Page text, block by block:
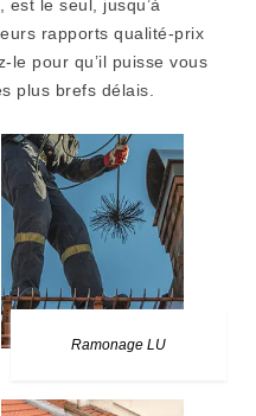
est le seul, jusqu’à
rapports qualité-prix
le pour qu’il puisse vous
plus brefs délais.
Ramonage LU